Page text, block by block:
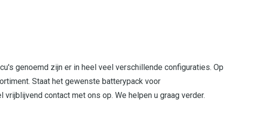
genoemd zijn er in heel veel verschillende configuraties. Op
Staat het gewenste batterypack voor
contact met ons op. We helpen u graag verder.